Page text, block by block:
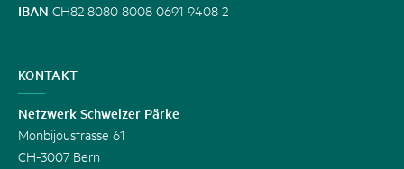
IBAN CH82 8080 8008 0691 9408 2
KONTAKT
Netzwerk Schweizer Pärke
Monbijoustrasse 61
CH-3007 Bern